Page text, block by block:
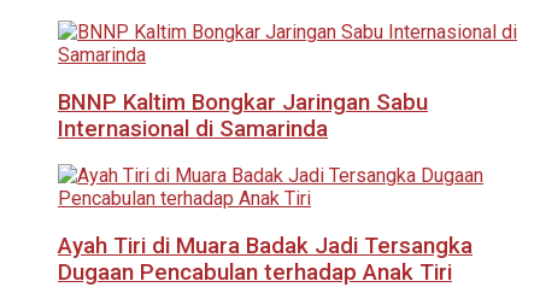
BNNP Kaltim Bongkar Jaringan Sabu
Internasional di Samarinda
Ayah Tiri di Muara Badak Jadi Tersangka
Dugaan Pencabulan terhadap Anak Tiri